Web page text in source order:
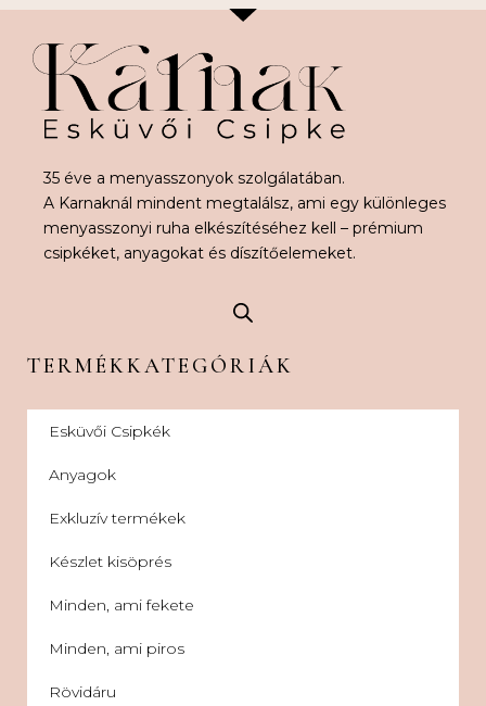
35 éve a menyasszonyok szolgálatában.
A Karnaknál mindent megtalálsz, ami egy különleges
menyasszonyi ruha elkészítéséhez kell – prémium
csipkéket, anyagokat és díszítőelemeket.
TERMÉKKATEGÓRIÁK
Esküvői Csipkék
Anyagok
Exkluzív termékek
Készlet kisöprés
Minden, ami fekete
Minden, ami piros
Rövidáru